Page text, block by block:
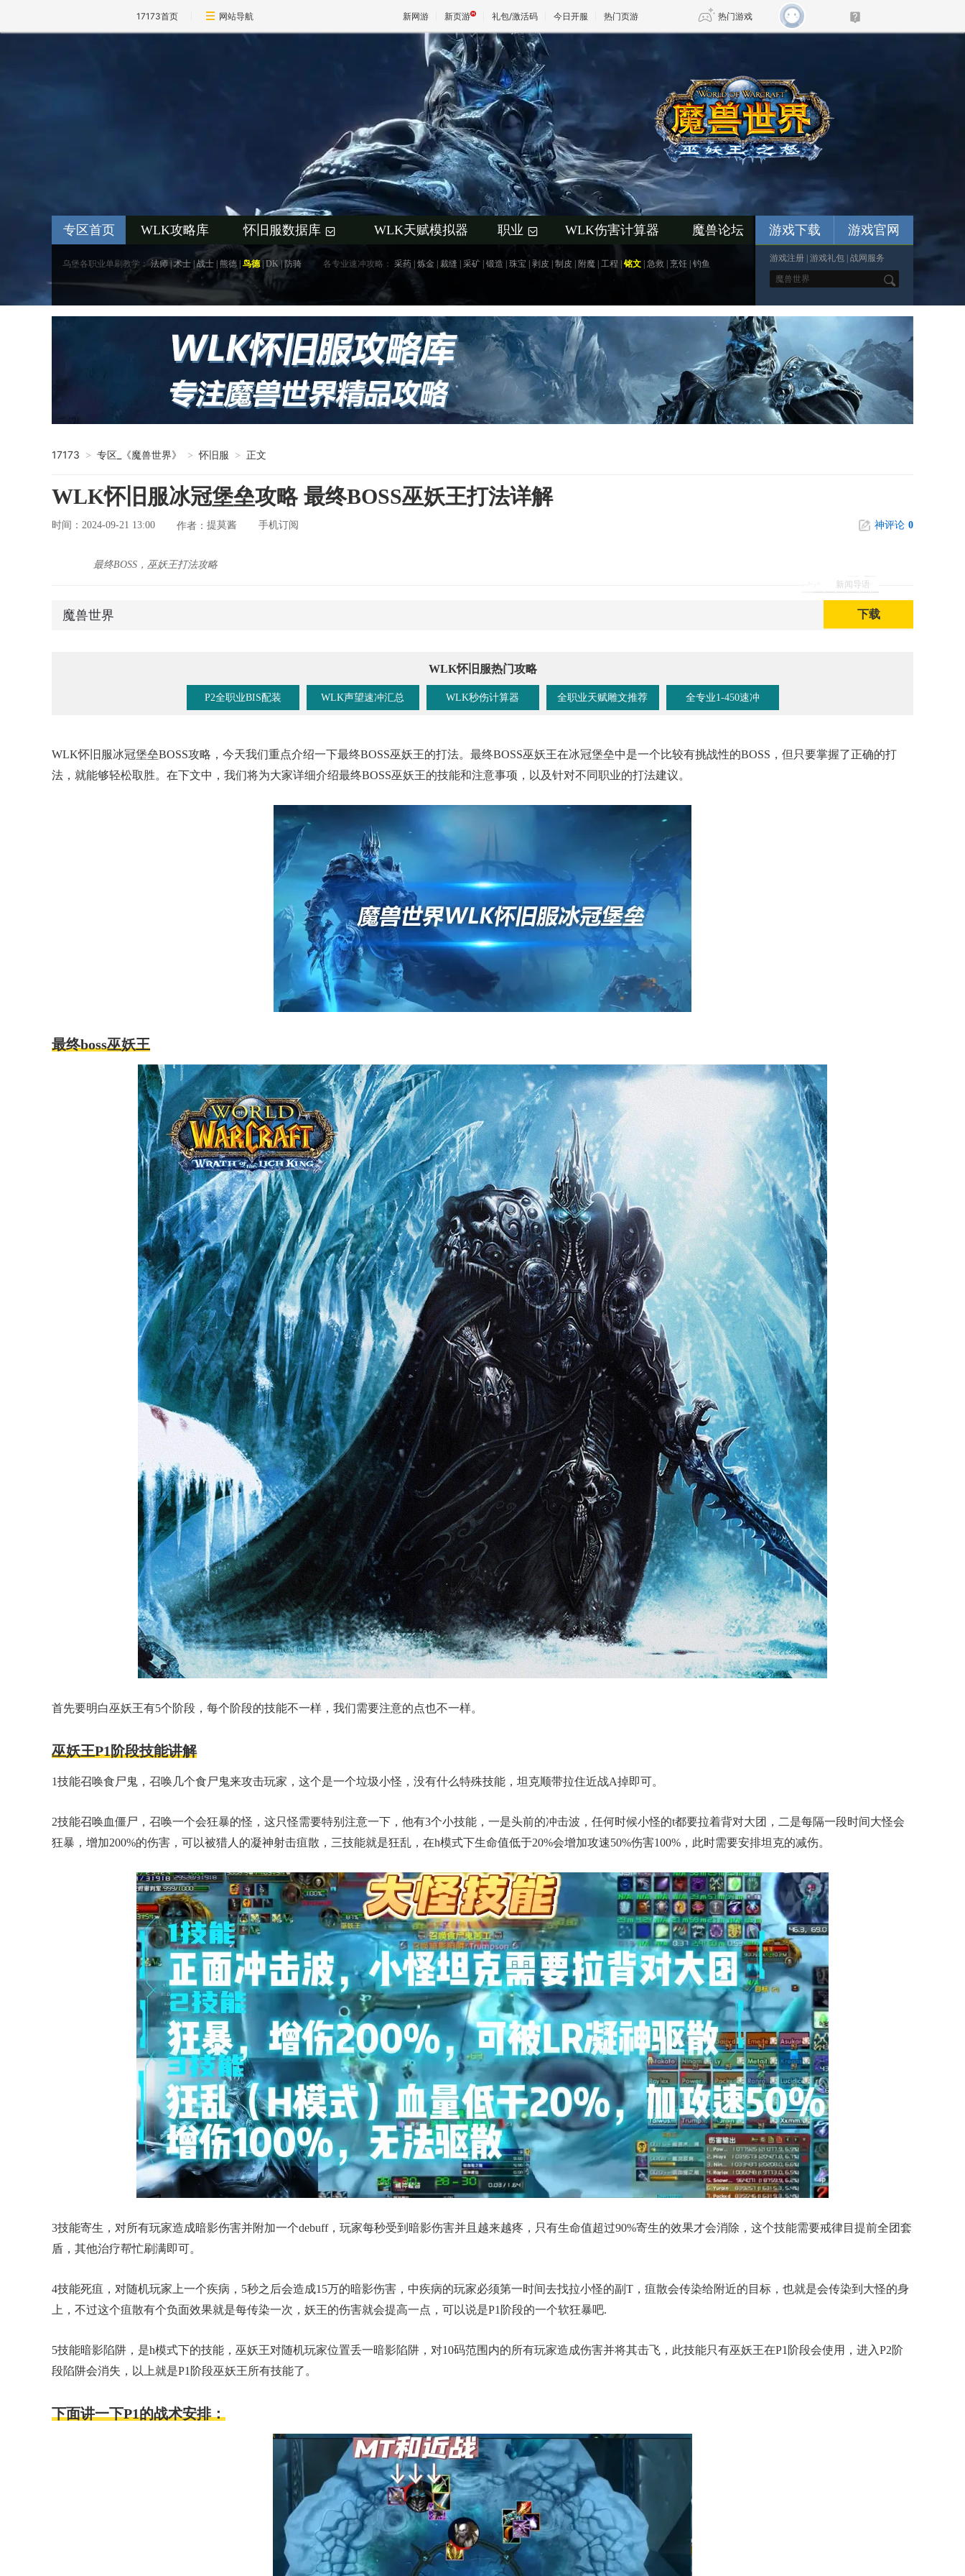
17173首页 网站导航 新网游 新页游 礼包/激活码 今日开服 热门页游 热门游戏
DNF 传奇4
剑网3旗舰版 新天龙八部
王权与自由 诛仙世界
专区首页 WLK攻略库 怀旧服数据库 + WLK天赋模拟器 职业 + WLK伤害计算器 魔兽论坛
乌堡各职业单刷教学： 法师 术士 |战士 熊德 鸟德| DK|防骑 各专业速冲攻略： 采药 炼金 裁缝 采矿 锻造 珠宝 剥皮 制皮 附魔 工程 铭文 急救 烹饪 钓鱼
游戏下载 游戏官网
游戏注册 游戏礼包 战网服务
*
17173 > 专区_《魔兽世界》 > 怀旧服 > 正文
WLK怀旧服冰冠堡垒攻略 最终BOSS巫妖王打法详解
时间：2024-09-21 13:00 作者： 提莫酱 手机订阅 神评论 0
新闻导语
最终BOSS，巫妖王打法攻略
魔兽世界 下载
WLK怀旧服热门攻略
P2全职业BIS配装 WLK声望速冲汇总 WLK秒伤计算器 全职业天赋雕文推荐 全专业1-450速冲
WLK怀旧服冰冠堡垒BOSS攻略，今天我们重点介绍一下最终BOSS巫妖王的打法。最终BOSS巫妖王在冰冠堡垒中是一个比较有挑战性的BOSS，但只要掌握了正确的打
法，就能够轻松取胜。在下文中，我们将为大家详细介绍最终BOSS巫妖王的技能和注意事项，以及针对不同职业的打法建议。
最终boss巫妖王
首先要明白巫妖王有5个阶段，每个阶段的技能不一样，我们需要注意的点也不一样。
巫妖王P1阶段技能讲解
1技能召唤食尸鬼，召唤几个食尸鬼来攻击玩家，这个是一个垃圾小怪，没有什么特殊技能，坦克顺带拉住近战A掉即可。
2技能召唤血僵尸，召唤一个会狂暴的怪，这只怪需要特别注意一下，他有3个小技能，一是头前的冲击波，任何时候小怪的t都要拉着背对大团，二是每隔一段时间大怪会
狂暴，增加200%的伤害，可以被猎人的凝神射击疽散，三技能就是狂乱，在h模式下生命值低于20%会增加攻速50%伤害100%，此时需要安排坦克的减伤。
3技能寄生，对所有玩家造成暗影伤害并附加一个debuff，玩家每秒受到暗影伤害并且越来越疼，只有生命值超过90%寄生的效果才会消除，这个技能需要戒律目提前全团套
盾，其他治疗帮忙刷满即可。
4技能死疽，对随机玩家上一个疾病，5秒之后会造成15万的暗影伤害，中疾病的玩家必须第一时间去找拉小怪的副T，疽散会传染给附近的目标，也就是会传染到大怪的身
上，不过这个疽散有个负面效果就是每传染一次，妖王的伤害就会提高一点，可以说是P1阶段的一个软狂暴吧.
5技能暗影陷阱，是h模式下的技能，巫妖王对随机玩家位置丢一暗影陷阱，对10码范围内的所有玩家造成伤害并将其击飞，此技能只有巫妖王在P1阶段会使用，进入P2阶
段陷阱会消失，以上就是P1阶段巫妖王所有技能了。
下面讲一下P1的战术安排：